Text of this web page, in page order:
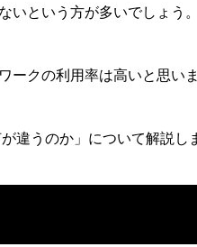
いという方が多いでしょう。
ークの利用率は高いと思いま
違うのか」について解説し